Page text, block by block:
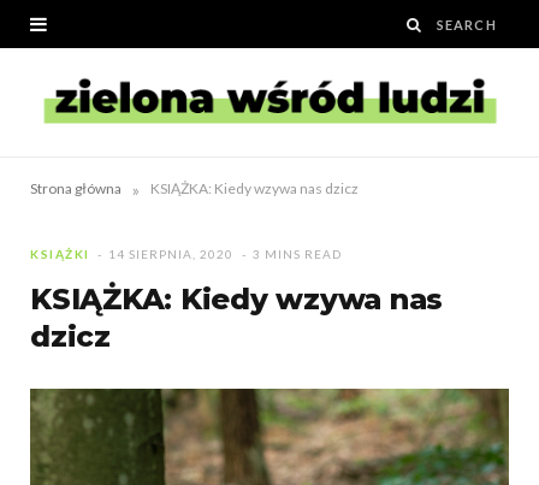
Strona główna » KSIĄŻKA: Kiedy wzywa nas dzicz
KSIĄŻKI 14 SIERPNIA, 2020 3 MINS READ
KSIĄŻKA: Kiedy wzywa nas
dzicz